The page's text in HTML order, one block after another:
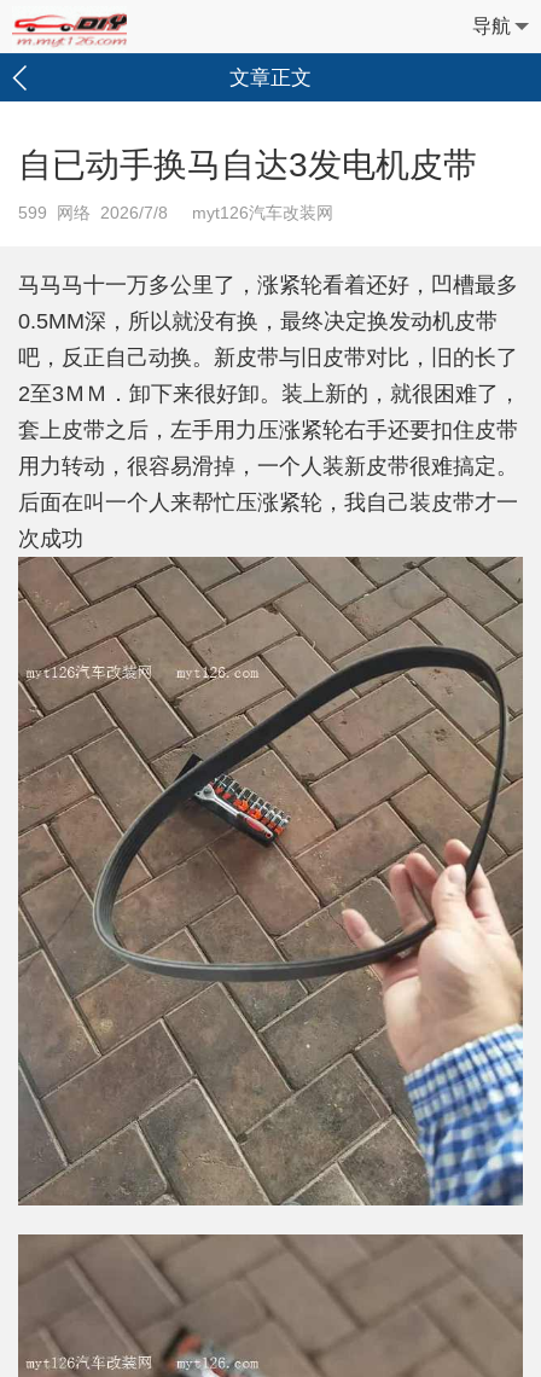
导航
文章正文
自已动手换马自达3发电机皮带
599 网络 2026/7/8 myt126汽车改装网
马马马十一万多公里了，涨紧轮看着还好，凹槽最多
0.5MM深，所以就没有换，最终决定换发动机皮带
吧，反正自己动换。新皮带与旧皮带对比，旧的长了
2至3ＭＭ．卸下来很好卸。装上新的，就很困难了，
套上皮带之后，左手用力压涨紧轮右手还要扣住皮带
用力转动，很容易滑掉，一个人装新皮带很难搞定。
后面在叫一个人来帮忙压涨紧轮，我自己装皮带才一
次成功